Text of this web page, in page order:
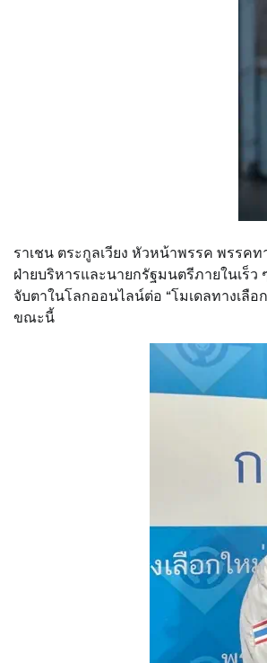
ราเชน ตระกูลเวียง หัวหน้าพรรค พรรคท
ฝ่ายบริหารและนายกรัฐมนตรีภายในเร็
จับตาในโลกออนไลน์ต่อ “โมเดลทางเลื
ขณะนี้